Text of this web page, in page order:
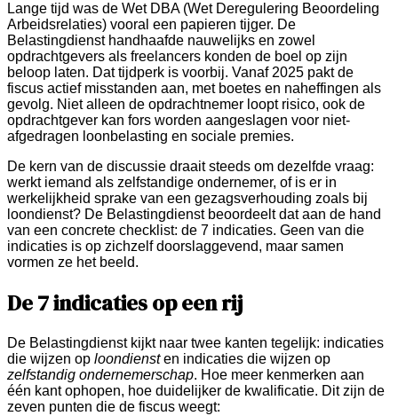
Lange tijd was de Wet DBA (Wet Deregulering Beoordeling
Arbeidsrelaties) vooral een papieren tijger. De
Belastingdienst handhaafde nauwelijks en zowel
opdrachtgevers als freelancers konden de boel op zijn
beloop laten. Dat tijdperk is voorbij. Vanaf 2025 pakt de
fiscus actief misstanden aan, met boetes en naheffingen als
gevolg. Niet alleen de opdrachtnemer loopt risico, ook de
opdrachtgever kan fors worden aangeslagen voor niet-
afgedragen loonbelasting en sociale premies.
De kern van de discussie draait steeds om dezelfde vraag:
werkt iemand als zelfstandige ondernemer, of is er in
werkelijkheid sprake van een gezagsverhouding zoals bij
loondienst? De Belastingdienst beoordeelt dat aan de hand
van een concrete checklist: de 7 indicaties. Geen van die
indicaties is op zichzelf doorslaggevend, maar samen
vormen ze het beeld.
De 7 indicaties op een rij
De Belastingdienst kijkt naar twee kanten tegelijk: indicaties
die wijzen op loondiensten indicaties die wijzen op
zelfstandig ondernemerschap. Hoe meer kenmerken aan
één kant ophopen, hoe duidelijker de kwalificatie. Dit zijn de
zeven punten die de fiscus weegt: